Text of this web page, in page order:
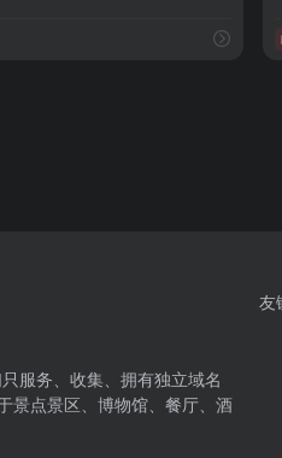
服务、收集、拥有独立域名
景点景区、博物馆、餐厅、酒
友